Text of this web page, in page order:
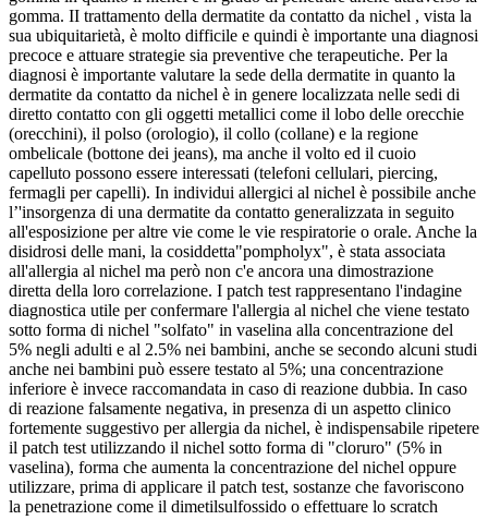
gomma. II trattamento della dermatite da contatto da nichel , vista la
sua ubiquitarietà, è molto difficile e quindi è importante una diagnosi
precoce e attuare strategie sia preventive che terapeutiche. Per la
diagnosi è importante valutare la sede della dermatite in quanto la
dermatite da contatto da nichel è in genere localizzata nelle sedi di
diretto contatto con gli oggetti metallici come il lobo delle orecchie
(orecchini), il polso (orologio), il collo (collane) e la regione
ombelicale (bottone dei jeans), ma anche il volto ed il cuoio
capelluto possono essere interessati (telefoni cellulari, piercing,
fermagli per capelli). In individui allergici al nichel è possibile anche
l’'insorgenza di una dermatite da contatto generalizzata in seguito
all'esposizione per altre vie come le vie respiratorie o orale. Anche la
disidrosi delle mani, la cosiddetta"pompholyx", è stata associata
all'allergia al nichel ma però non c'e ancora una dimostrazione
diretta della loro correlazione. I patch test rappresentano l'indagine
diagnostica utile per confermare l'allergia al nichel che viene testato
sotto forma di nichel "solfato" in vaselina alla concentrazione del
5% negli adulti e al 2.5% nei bambini, anche se secondo alcuni studi
anche nei bambini può essere testato al 5%; una concentrazione
inferiore è invece raccomandata in caso di reazione dubbia. In caso
di reazione falsamente negativa, in presenza di un aspetto clinico
fortemente suggestivo per allergia da nichel, è indispensabile ripetere
il patch test utilizzando il nichel sotto forma di "cloruro" (5% in
vaselina), forma che aumenta la concentrazione del nichel oppure
utilizzare, prima di applicare il patch test, sostanze che favoriscono
la penetrazione come il dimetilsulfossido o effettuare lo scratch